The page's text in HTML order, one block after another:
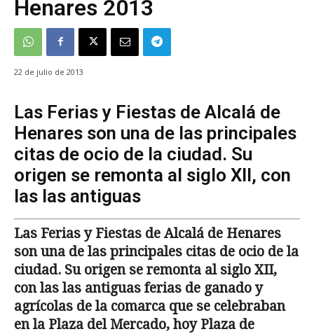
Henares 2013
22 de julio de 2013
Las Ferias y Fiestas de Alcalá de
Henares son una de las principales
citas de ocio de la ciudad. Su
origen se remonta al siglo XII, con
las las antiguas
Las Ferias y Fiestas de Alcalá de Henares
son una de las principales citas de ocio de la
ciudad. Su origen se remonta al siglo XII,
con las las antiguas ferias de ganado y
agrícolas de la comarca que se celebraban
en la Plaza del Mercado, hoy Plaza de